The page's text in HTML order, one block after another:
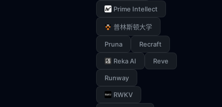
Prime Intellect
普林斯顿大学
Pruna Recraft
Reka AI Reve
Runway
RWKV